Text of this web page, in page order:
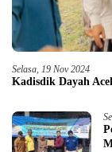
Selasa, 19 Nov 2024
Kadisdik Dayah